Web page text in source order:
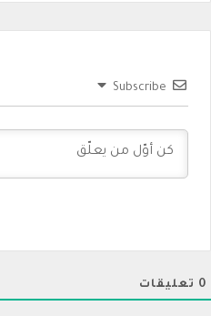
Subscribe
0 تعليقات